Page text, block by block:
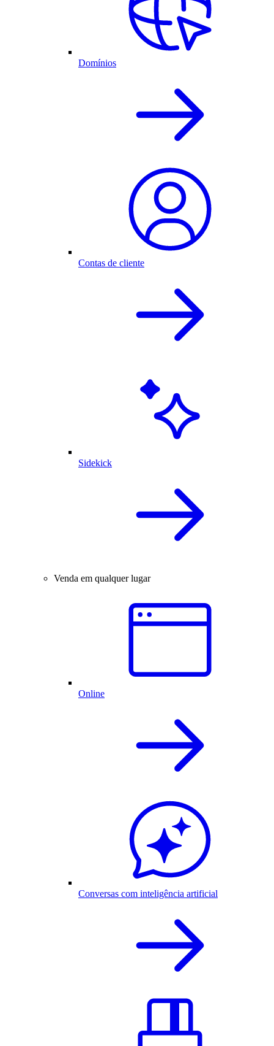
Domínios
Contas de cliente
Sidekick
Venda em qualquer lugar
Online
Conversas com inteligência artificial